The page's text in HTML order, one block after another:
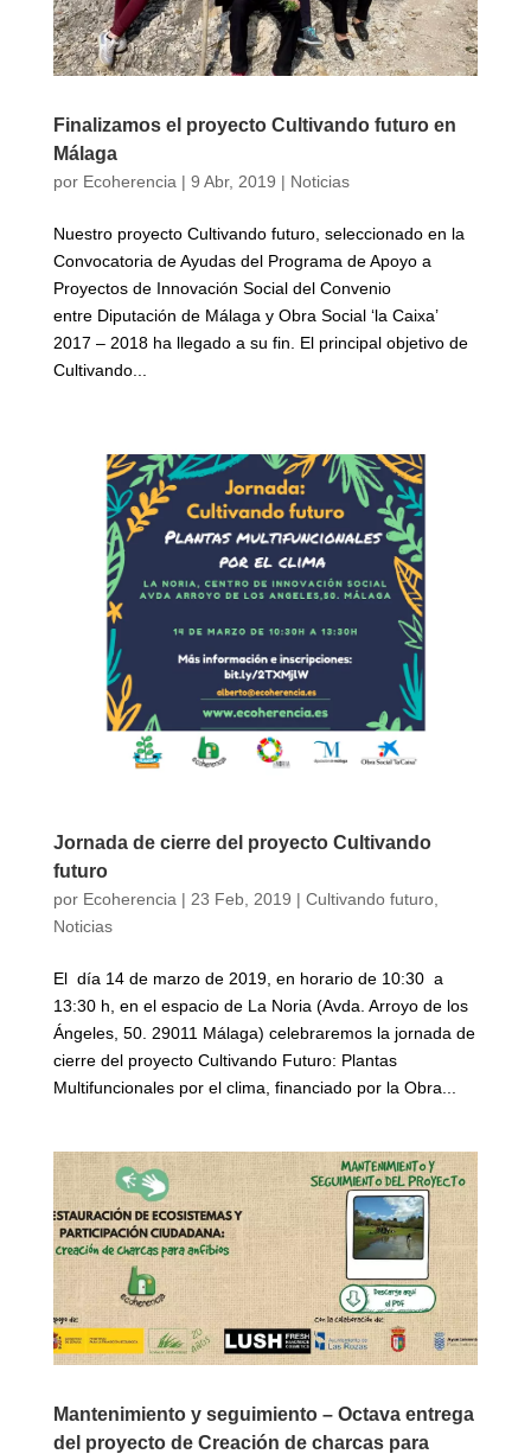
Finalizamos el proyecto Cultivando futuro en
Málaga
por Ecoherencia| 9 Abr, 2019 | Noticias
Nuestro proyecto Cultivando futuro, seleccionado en la
Convocatoria de Ayudas del Programa de Apoyo a
Proyectos de Innovación Social del Convenio
entre Diputación de Málaga y Obra Social ‘la Caixa’
2017 – 2018 ha llegado a su fin. El principal objetivo de
Cultivando...
Jornada de cierre del proyecto Cultivando
futuro
por Ecoherencia | 23 Feb, 2019 | Cultivando futuro,
Noticias
El día 14 de marzo de 2019, en horario de 10:30 a
13:30 h, en el espacio de La Noria (Avda. Arroyo de los
Ángeles, 50. 29011 Málaga) celebraremos la jornada de
cierre del proyecto Cultivando Futuro: Plantas
Multifuncionales por el clima, financiado por la Obra...
Mantenimiento y seguimiento – Octava entrega
del proyecto de Creación de charcas para